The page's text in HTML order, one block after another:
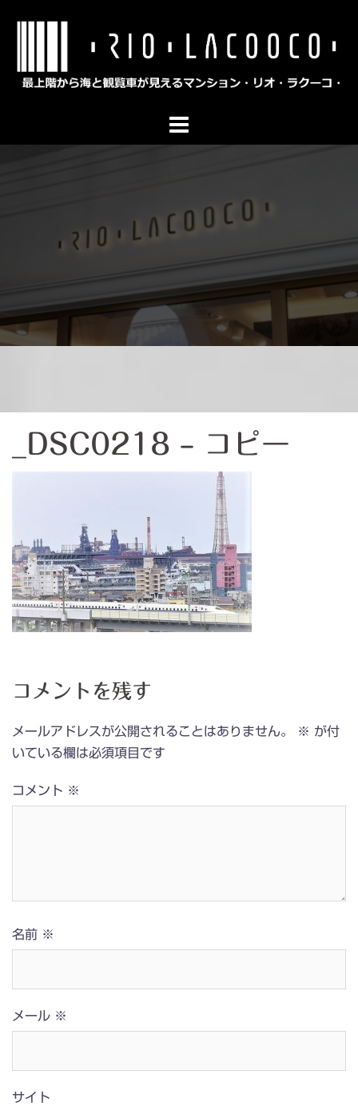
_DSC0218 – コピー
コメントを残す
メールアドレスが公開されることはありません。 ※ が付
いている欄は必須項目です
コメント ※
名前 ※
メール ※
サイト